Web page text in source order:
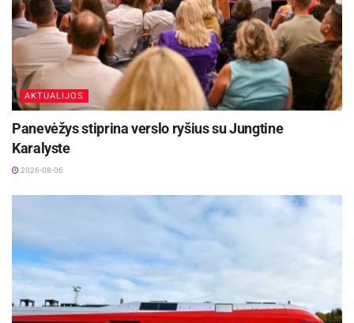
AKTUALIJOS
Panevėžys stiprina verslo ryšius su Jungtine
Karalyste
2026-08-06